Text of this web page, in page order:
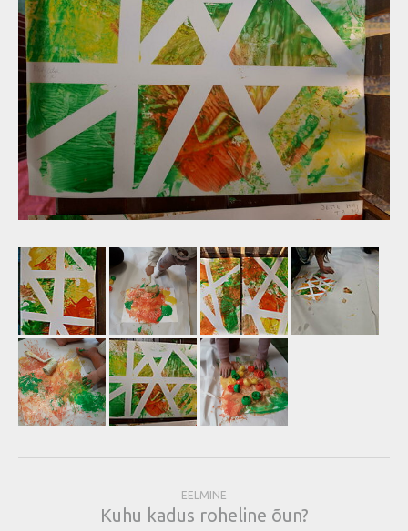
EELMINE
Kuhu kadus roheline õun?